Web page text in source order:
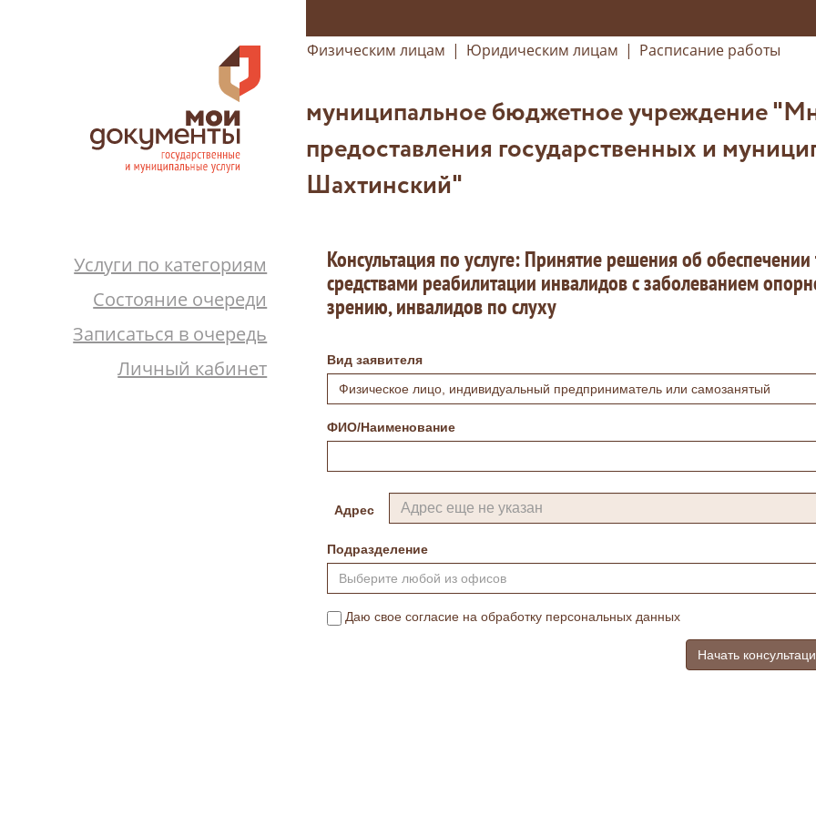
Физическим лицам | Юридическим лицам | Расписание работы
муниципальное бюджетное учреждение
предоставления государственных и
Шахтинский"
Услуги по категориям
Состояние очереди
Записаться в очередь
Личный кабинет
Консультация по услуге: Принятие решения об
средствами реабилитации инвалидов с заболеванием
зрению, инвалидов по слуху
Вид заявителя
Физическое лицо, индивидуальный предприниматель или самозанятый
ФИО/Наименование
Адрес
Подразделение
Выберите любой из офисов
Даю свое согласие на обработку персональных данных
Начать